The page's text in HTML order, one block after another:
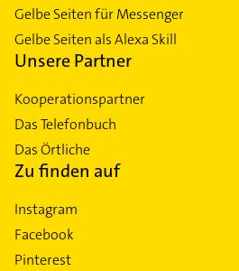
Gelbe Seiten für Messenger
Gelbe Seiten als Alexa Skill
Unsere Partner
Kooperationspartner
Das Telefonbuch
Das Örtliche
Zu finden auf
Instagram
Facebook
Pinterest